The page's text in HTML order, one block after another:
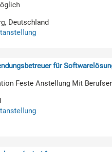
Deutschland
für
Feste Anstellung Mit